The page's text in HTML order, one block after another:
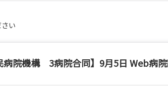
い
病院機構 3病院合同】9月5日 Web病